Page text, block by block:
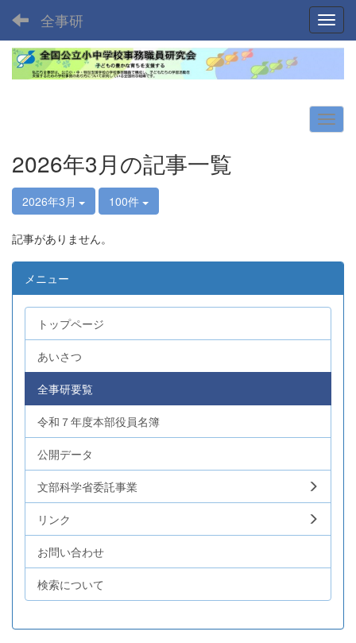
全事研
2026年3月の記事一覧
2026年3月 100件
記事がありません。
メニュー
トップページ
あいさつ
全事研要覧
令和７年度本部役員名簿
公開データ
文部科学省委託事業
リンク
お問い合わせ
検索について